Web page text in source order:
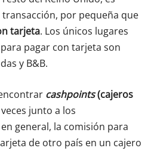
por pequeña que
tarjeta. Los únicos lugares
pagar con tarjeta son
y B&B.
cashpoints(cajeros
junto a los
general, la comisión para
de otro país en un cajero